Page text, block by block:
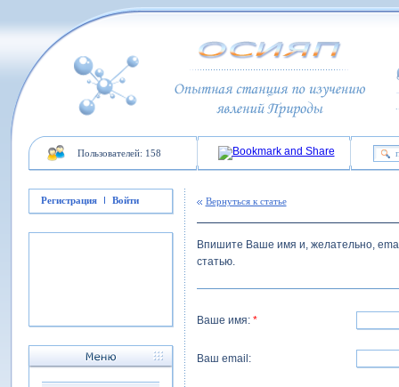
Пользователей: 158
Регистрация Войти Вернуться к статье
Впишите Ваше имя и, желательно,
статью.
Ваше имя: *
Ваш email: